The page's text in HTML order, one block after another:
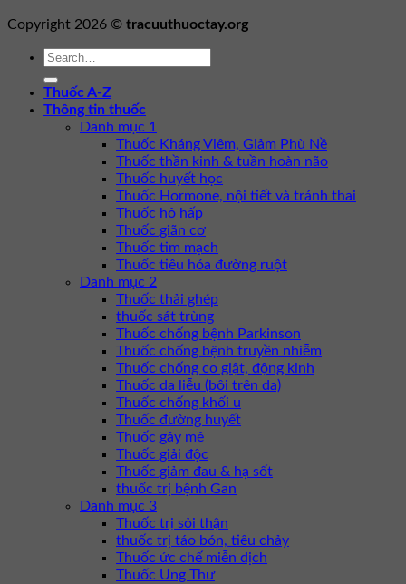
Copyright 2026 © tracuuthuoctay.org
Thuốc A-Z
Thông tin thuốc
Danh mục 1
Thuốc Kháng Viêm, Giảm Phù Nề
Thuốc thần kinh & tuần hoàn não
Thuốc huyết học
Thuốc Hormone, nội tiết và tránh thai
Thuốc hô hấp
Thuốc giãn cơ
Thuốc tim mạch
Thuốc tiêu hóa đường ruột
Danh mục 2
Thuốc thải ghép
thuốc sát trùng
Thuốc chống bệnh Parkinson
Thuốc chống bệnh truyền nhiễm
Thuốc chống co giật, động kinh
Thuốc da liễu (bôi trên da)
Thuốc chống khối u
Thuốc đường huyết
Thuốc gây mê
Thuốc giải độc
Thuốc giảm đau & hạ sốt
thuốc trị bệnh Gan
Danh mục 3
Thuốc trị sỏi thận
thuốc trị táo bón, tiêu chảy
Thuốc ức chế miễn dịch
Thuốc Ung Thư